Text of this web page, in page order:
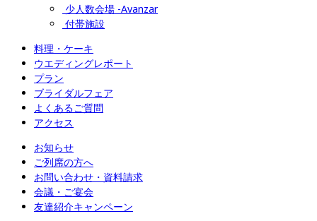
少人数会場 -Avanzar
付帯施設
料理・ケーキ
ウエディングレポート
プラン
ブライダルフェア
よくあるご質問
アクセス
お知らせ
ご列席の方へ
お問い合わせ・資料請求
会議・ご宴会
友達紹介キャンペーン